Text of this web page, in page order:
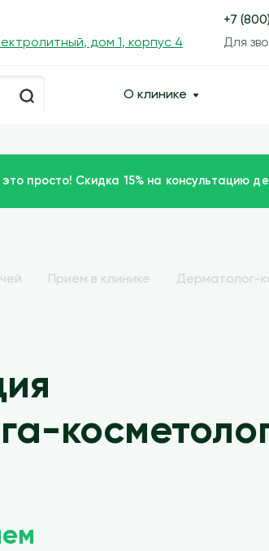
дом 1, корпус 4
+7
Для
О клинике
просто! Скидка 15% на консультацию
Прием в клинике Дерматолог-